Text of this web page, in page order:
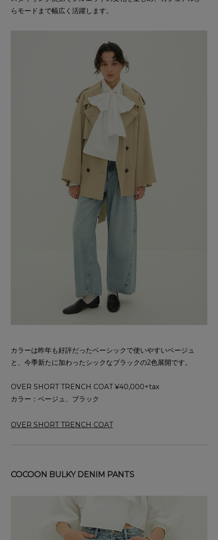
らモードまで幅広く活躍します。
カラーは昨年も好評だったベーシックで使いやすいベージュ
と、今季新たに加わったシックなブラックの2色展開です。
OVER SHORT TRENCH COAT ¥40,000+tax
カラー：ベージュ、ブラック
OVER SHORT TRENCH COAT
COCOON BULKY DENIM PANTS